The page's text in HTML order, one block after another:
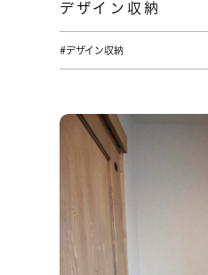
デザイン収納
#デザイン収納